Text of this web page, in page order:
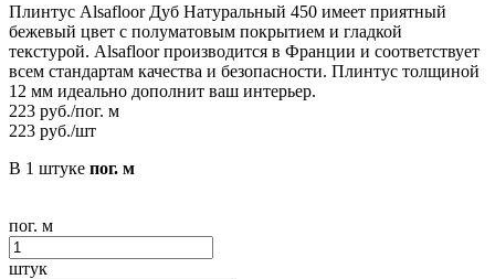
Плинтус Alsafloor Дуб Натуральный 450 имеет приятный
бежевый цвет с полуматовым покрытием и гладкой
текстурой. Alsafloor производится в Франции и соответствует
всем стандартам качества и безопасности. Плинтус толщиной
12 мм идеально дополнит ваш интерьер.
223 руб./пог. м
223 руб./шт
В 1 штуке пог. м
пог. м
штук